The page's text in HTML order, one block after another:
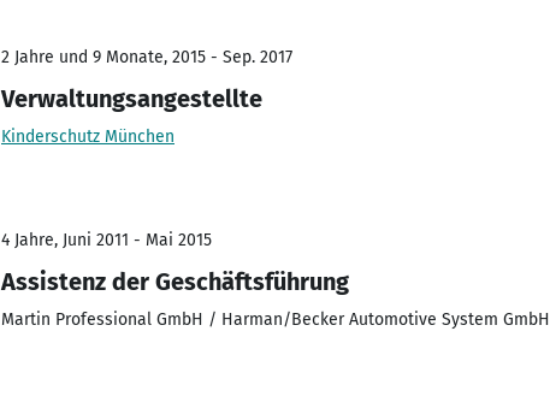
2 Jahre und 9 Monate, 2015 - Sep. 2017
Verwaltungsangestellte
Kinderschutz München
4 Jahre, Juni 2011 - Mai 2015
Assistenz der Geschäftsführung
Martin Professional GmbH / Harman/Becker Automotive System GmbH